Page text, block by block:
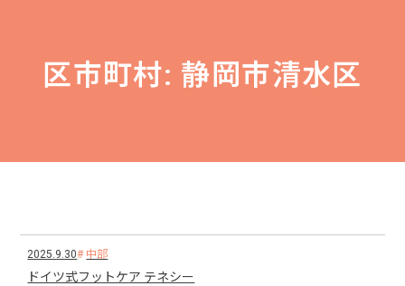
区市町村: 静岡市清水区
2025.9.30 中部
ドイツ式フットケア テネシー